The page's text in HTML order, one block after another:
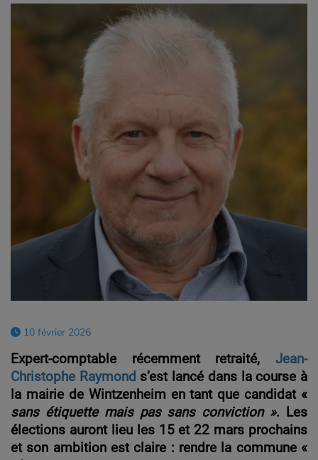
10 février 2026
Expert-comptable récemment retraité, Jean-
Christophe Raymond s’est lancé dans la course à
la mairie de Wintzenheim en tant que candidat «
sans étiquette mais pas sans conviction ». Les
élections auront lieu les 15 et 22 mars prochains
et son ambition est claire : rendre la commune «